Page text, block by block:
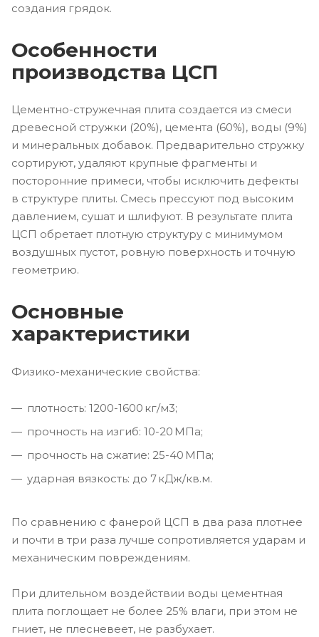
создания грядок.
Особенности
производства ЦСП
Цементно-стружечная плита создается из смеси
древесной стружки (20%), цемента (60%), воды (9%)
и минеральных добавок. Предварительно стружку
сортируют, удаляют крупные фрагменты и
посторонние примеси, чтобы исключить дефекты
в структуре плиты. Смесь прессуют под высоким
давлением, сушат и шлифуют. В результате плита
ЦСП обретает плотную структуру с минимумом
воздушных пустот, ровную поверхность и точную
геометрию.
Основные
характеристики
Физико-механические свойства:
плотность: 1200-1600 кг/м3;
прочность на изгиб: 10-20 МПа;
прочность на сжатие: 25-40 МПа;
ударная вязкость: до 7 кДж/кв.м.
По сравнению с фанерой ЦСП в два раза плотнее
и почти в три раза лучше сопротивляется ударам и
механическим повреждениям.
При длительном воздействии воды цементная
плита поглощает не более 25% влаги, при этом не
гниет, не плесневеет, не разбухает.